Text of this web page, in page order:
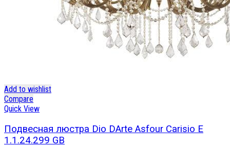
Add to wishlist
Compare
Quick View
Подвесная люстра Dio DArte Asfour Carisio E
1.1.24.299 GB